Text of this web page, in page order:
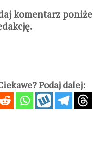
komentarz
Podaj dalej: